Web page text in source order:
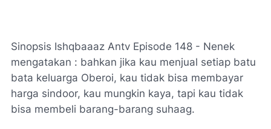
Sinopsis Ishqbaaaz Antv Episode 148 - Nenek
mengatakan : bahkan jika kau menjual setiap batu
bata keluarga Oberoi, kau tidak bisa membayar
harga sindoor, kau mungkin kaya, tapi kau tidak
bisa membeli barang-barang suhaag.